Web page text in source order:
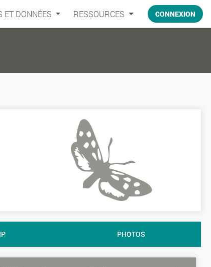
ET DONNÉES RESSOURCES CONNEXION
PHOTOS